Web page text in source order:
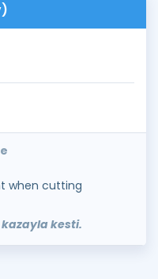
when cutting
kazayla kesti.